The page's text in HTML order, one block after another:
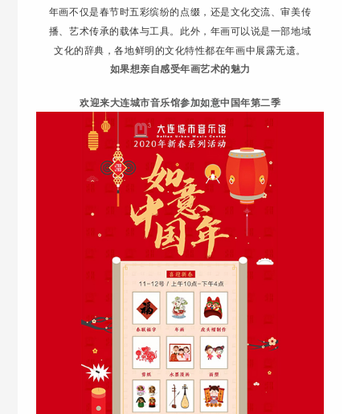
年画不仅是春节时五彩缤纷的 点缀 ，还是文化交流、审美传
播、艺术传承的载体与工具。 此外，年画可以说是一部地域
文化的辞典，各地鲜明的文化特性都在年画中展露无遗。
如果想亲自感受年画艺术的魅力
欢迎来大连城市音乐馆参加如意中国年第二季